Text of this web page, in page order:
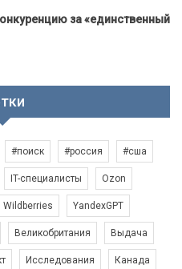
за «единственный
#поиск #россия #сша
IT-специалисты Ozon
Wildberries YandexGPT
Великобритания Выдача
Исследования Канада